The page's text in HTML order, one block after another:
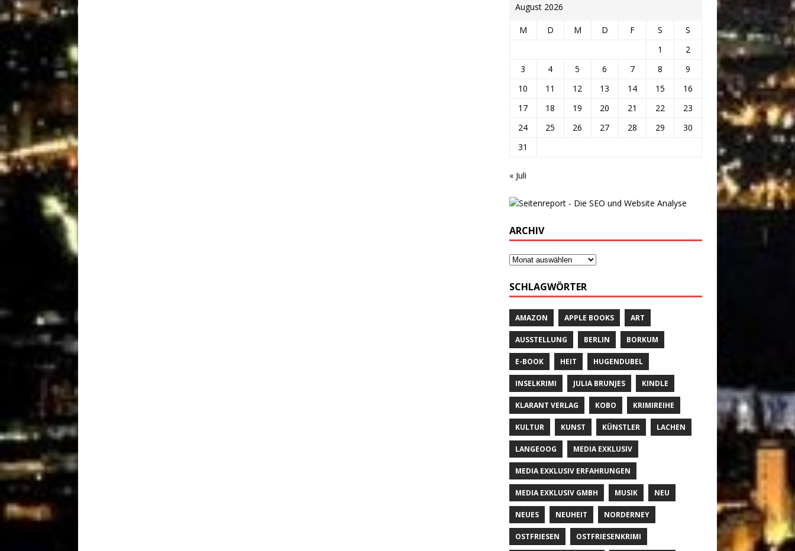
August 2026
M D M D F S
S
1
2
3
4 5 6 7 8
9
10
11 12 13 14 15
16
17
18 19 20 21 22
23
24
25 26 27 28 29
30
31
« Juli
ARCHIV
SCHLAGWÖRTER
AMAZON APPLE BOOKS ART
AUSSTELLUNG BERLIN BORKUM
E-BOOK HEIT HUGENDUBEL
INSELKRIMI JULIA BRUNJES KINDLE
KLARANT VERLAG KOBO KRIMIREIHE
KULTUR KUNST KÜNSTLER LACHEN
LANGEOOG MEDIA EXKLUSIV
MEDIA EXKLUSIV ERFAHRUNGEN
MEDIA EXKLUSIV GMBH MUSIK NEU
NEUES NEUHEIT NORDERNEY
OSTFRIESEN OSTFRIESENKRIMI